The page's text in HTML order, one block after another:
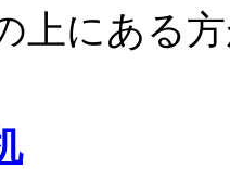
上にある